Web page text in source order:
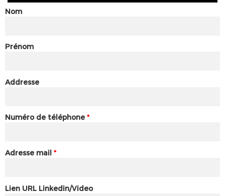
Nom
Prénom
Addresse
Numéro de téléphone *
Adresse mail *
Lien URL Linkedin/Video